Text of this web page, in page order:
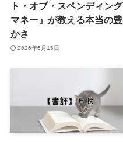
ト・オブ・スペンディング
マネー』が教える本当の豊
かさ
2026年6月15日